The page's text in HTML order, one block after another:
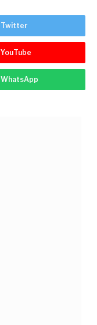
Twitter
YouTube
WhatsApp